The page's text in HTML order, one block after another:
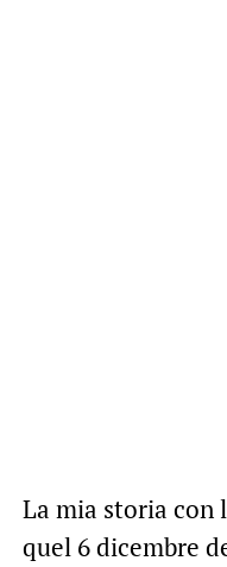
La mia storia con
quel 6 dicembre